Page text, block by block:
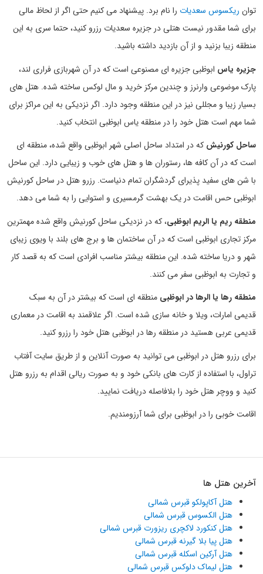
توان ریکسوس سعدیات را نام برد. پیشنهاد می کنیم حتی اگر از لحاظ مالی
برای شما مقدور نیست هتلی در جزیره سعدیات رزرو کنید، حتما سری به این
منطقه زیبا بزنید و از آن بازدید داشته باشید.
جزیره یاس ابوظبی جزیره ای مصنوعی است که در آن شهربازی فراری لند،
پارک موضوعی وارنرز و چندین مرکز خرید و مال لوکس ساخته شده. هتل های
بسیار زیبا و مجللی نیز در این منطقه وجود دارد. اگر نزدیکی به این مراکز برای
شما مهم است هتل خود را در منطقه یاس ابوظبی انتخاب کنید.
ساحل کورنیش که در امتداد ساحل اصلی شهر ابوظبی واقع شده، منطقه ای
است که در آن کافه ها، رستوران ها و هتل های خوب و زیبایی دارد. این ساحل
با شن های سفید پذیرای گردشگران تمام دنیاست. رزرو هتل در ساحل کورنیش
ابوظبی حس اقامت در یک بهشت گرمسیری و استوایی را به شما می دهد.
منطقه ریم یا الریم ابوظبی، که در نزدیکی ساحل کورنیش واقع شده مهمترین
مرکز تجاری ابوظبی است که در آن ساختمان ها و برج های بلند با ویوی زیبای
شهر و دریا ساخته شده. این منطقه بیشتر مناسب افرادی است که به قصد کار
و تجارت به ابوظبی سفر می کنند.
منطقه رها یا الرها در ابوظبی منطقه ای است که بیشتر در آن به سبک
قدیمی امارات، ویلا و خانه سازی شده است. اگر علاقمند به اقامت در معماری
قدیمی عربی هستید در منطقه رها در ابوظبی هتل خود را رزرو کنید.
برای رزرو هتل در ابوظبی می توانید به صورت آنلاین و از طریق سایت آفتاب
تراول، با استفاده از کارت های بانکی خود و به صورت ریالی اقدام به رزرو هتل
کنید و ووچر هتل خود را بلافاصله دریافت نمایید.
اقامت خوبی را در ابوظبی برای شما آرزومندیم.
آخرین هتل ها
هتل آکاپولکو قبرس شمالی
هتل الکسوس قبرس شمالی
هتل کنکورد لاکچری ریزورت قبرس شمالی
هتل پیا بلا گیرنه قبرس شمالی
هتل آرکین اسکله قبرس شمالی
هتل لیماک دلوکس قبرس شمالی